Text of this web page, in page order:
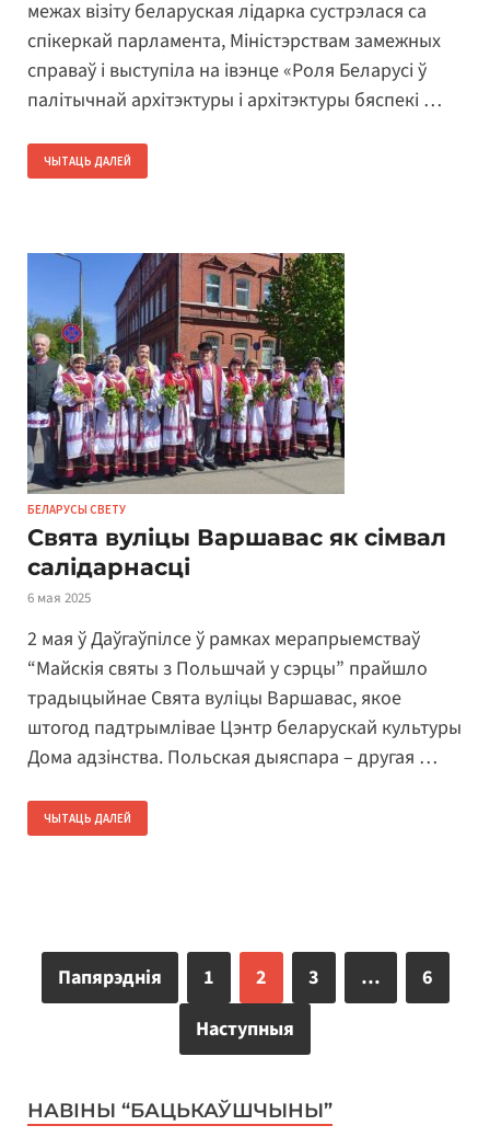
межах візіту беларуская лідарка сустрэлася са
спікеркай парламента, Міністэрствам замежных
справаў і выступіла на івэнце «Роля Беларусі ў
палітычнай архітэктуры і архітэктуры бяспекі …
ЧЫТАЦЬ ДАЛЕЙ
БЕЛАРУСЫ СВЕТУ
Свята вуліцы Варшавас як сімвал
салідарнасці
6 мая 2025
2 мая ў Даўгаўпілсе ў рамках мерапрыемстваў
“Майскія святы з Польшчай у сэрцы” прайшло
традыцыйнае Свята вуліцы Варшавас, якое
штогод падтрымлівае Цэнтр беларускай культуры
Дома адзінства. Польская дыяспара – другая …
ЧЫТАЦЬ ДАЛЕЙ
Папярэднія 1 2 3 …
6
Наступныя
НАВІНЫ “БАЦЬКАЎШЧЫНЫ”